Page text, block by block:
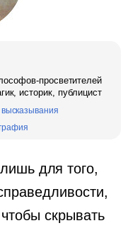
просветителей
историк, публицист
для того,
скрывать